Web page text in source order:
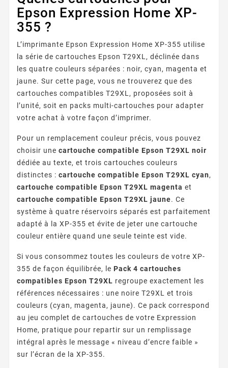
Epson Expression Home XP-
355 ?
L’imprimante Epson Expression Home XP-355 utilise
la série de cartouches Epson T29XL, déclinée dans
les quatre couleurs séparées : noir, cyan, magenta et
jaune. Sur cette page, vous ne trouverez que des
cartouches compatibles T29XL, proposées soit à
l’unité, soit en packs multi-cartouches pour adapter
votre achat à votre façon d’imprimer.
Pour un remplacement couleur précis, vous pouvez
choisir une cartouche compatible Epson T29XL noir
dédiée au texte, et trois cartouches couleurs
distinctes : cartouche compatible Epson T29XL cyan,
cartouche compatible Epson T29XL magenta et
cartouche compatible Epson T29XL jaune. Ce
système à quatre réservoirs séparés est parfaitement
adapté à la XP-355 et évite de jeter une cartouche
couleur entière quand une seule teinte est vide.
Si vous consommez toutes les couleurs de votre XP-
355 de façon équilibrée, le Pack 4 cartouches
compatibles Epson T29XL regroupe exactement les
références nécessaires : une noire T29XL et trois
couleurs (cyan, magenta, jaune). Ce pack correspond
au jeu complet de cartouches de votre Expression
Home, pratique pour repartir sur un remplissage
intégral après le message « niveau d’encre faible »
sur l’écran de la XP-355.